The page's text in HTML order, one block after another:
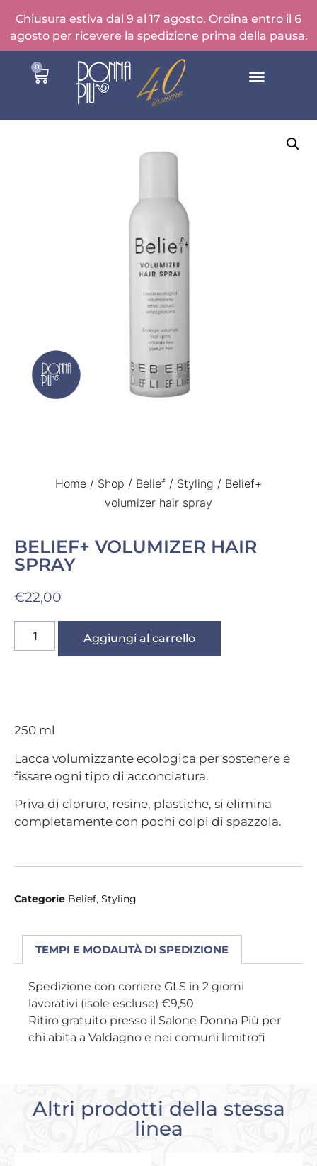
Chiusura estiva dal 9 al 17 agosto. Ordina entro il 6
agosto per ricevere la spedizione prima della pausa.
0
Home / Shop / Belief / Styling / Belief+
volumizer hair spray
BELIEF+ VOLUMIZER HAIR
SPRAY
€22,00
Aggiungi al carrello
250 ml
Lacca volumizzante ecologica per sostenere e
fissare ogni tipo di acconciatura.
Priva di cloruro, resine, plastiche, si elimina
completamente con pochi colpi di spazzola.
Categorie Belief, Styling
TEMPI E MODALITÀ DI SPEDIZIONE
Spedizione con corriere GLS in 2 giorni
lavorativi (isole escluse) €9,50
Ritiro gratuito presso il Salone Donna Più per
chi abita a Valdagno e nei comuni limitrofi
Altri prodotti della stessa
linea